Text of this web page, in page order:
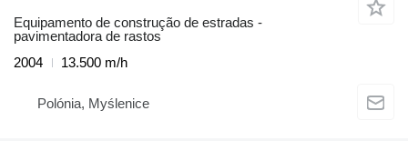
Equipamento de construção de estradas -
pavimentadora de rastos
2004
13.500 m/h
Polónia, Myślenice